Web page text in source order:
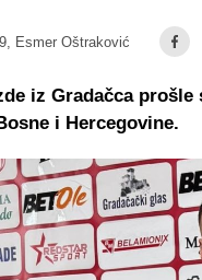
Esmer Oštraković
iz Gradačca
i Hercegovine.